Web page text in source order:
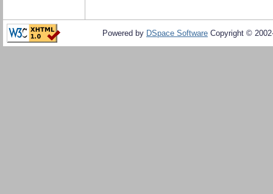
Powered by DSpace Software Copyright ©